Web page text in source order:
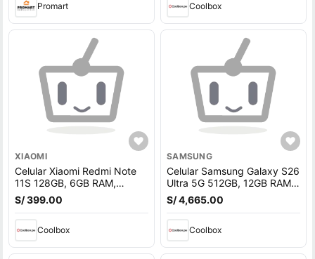
Promart Coolbox
XIAOMI
Celular Xiaomi Redmi Note
11S 128GB, 6GB RAM,
cámara trasera 108MP y
frontal 16MP, 6.43"", gris
S/ 399.00
Coolbox
SAMSUNG
Celular Samsung Galaxy S26
Ultra 5G 512GB, 12GB RAM,
cámara 200MP y frontal
12MP, pantalla 6.9"", chip +
S/ 4,665.00
Coolbox